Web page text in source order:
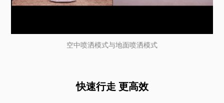
空中喷洒模式与地面喷洒模式
快速行走 更高效